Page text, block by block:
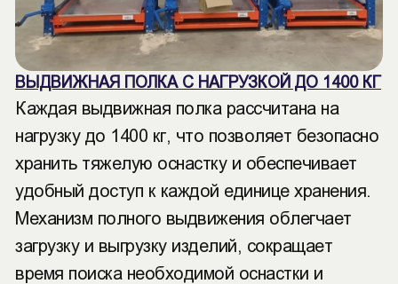
ВЫДВИЖНАЯ ПОЛКА С НАГРУЗКОЙ ДО 1400 КГ
Каждая выдвижная полка рассчитана на
нагрузку до 1400 кг, что позволяет безопасно
хранить тяжелую оснастку и обеспечивает
удобный доступ к каждой единице хранения.
Механизм полного выдвижения облегчает
загрузку и выгрузку изделий, сокращает
время поиска необходимой оснастки и